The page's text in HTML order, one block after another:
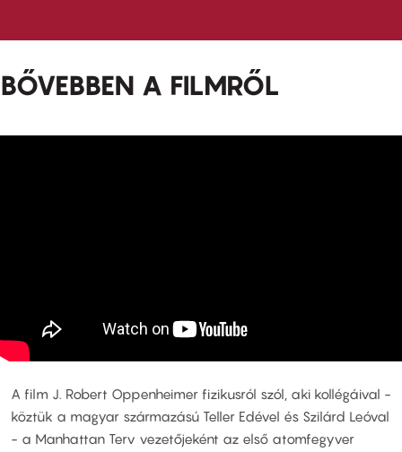
BŐVEBBEN A FILMRŐL
A film J. Robert Oppenheimer fizikusról szól, aki kollégáival -
köztük a magyar származású Teller Edével és Szilárd Leóval
- a Manhattan Terv vezetőjeként az első atomfegyver